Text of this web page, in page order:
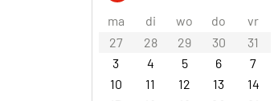
ma di wo do vr
27
28 29 30 31
3
4 5 6 7
10
11 12 13 14